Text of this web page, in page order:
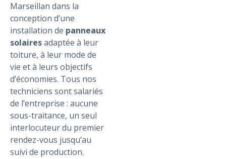
Marseillan dans la
conception d’une
installation de panneaux
solairesadaptée à leur
toiture, à leur mode de
vie et à leurs objectifs
d’économies. Tous nos
techniciens sont salariés
de l’entreprise : aucune
sous-traitance, un seul
interlocuteur du premier
rendez-vous jusqu’au
suivi de production.